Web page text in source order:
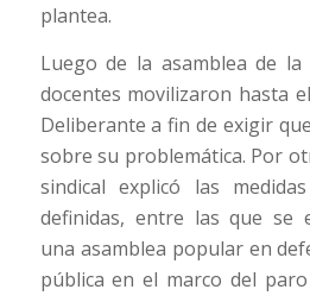
plantea.
Luego de la asamblea de la
docentes movilizaron hasta
Deliberante a fin de exigir
sobre su problemática. Por
sindical explicó las
definidas, entre las que se
una asamblea popular en
pública en el marco del